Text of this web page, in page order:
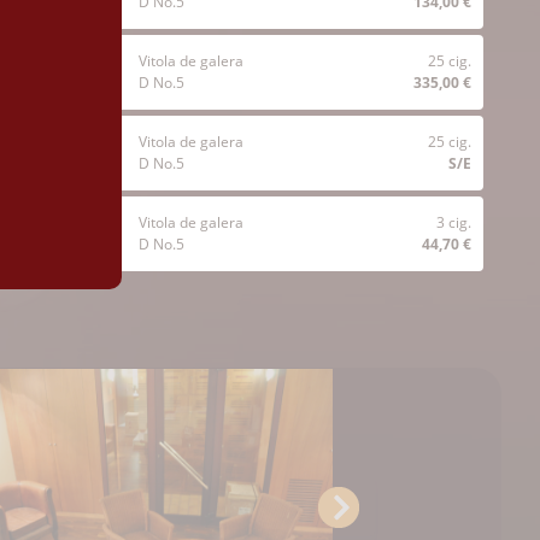
Vitola de galera
D No.5
25 cig.
335,00 €
Vitola de galera
D No.5
25 cig.
S/E
Vitola de galera
D No.5
3 cig.
44,70 €